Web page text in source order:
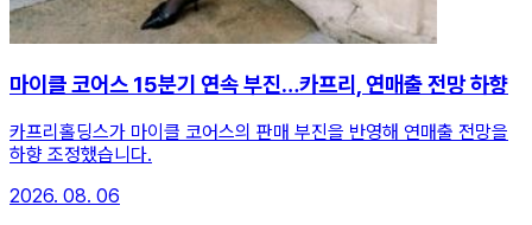
마이클 코어스 15분기 연속 부진…카프리, 연매출 전망 하향
카프리홀딩스가 마이클 코어스의 판매 부진을 반영해 연매출 전망을
하향 조정했습니다.
2026. 08. 06